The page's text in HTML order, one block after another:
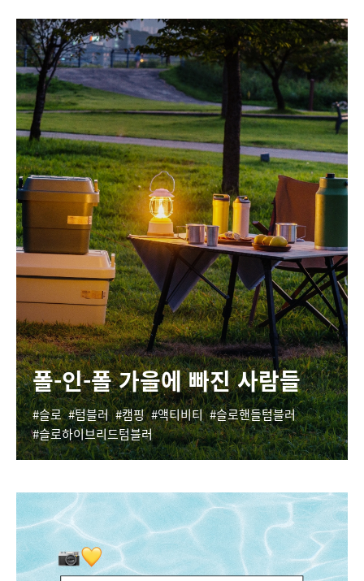
폴-인-폴 가을에 빠진 사람들
슬로 텀블러 캠핑 액티비티
슬로핸들텀블러
슬로하이브리드텀블러